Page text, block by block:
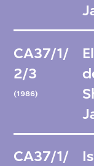
CA37/1/
2/3
(1986)
CA37/1/